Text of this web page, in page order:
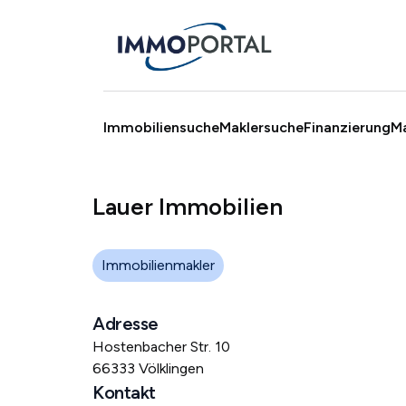
ImmobiliensucheMaklersucheFinanzierung
Lauer Immobilien
Immobilienmakler
Adresse
Hostenbacher Str. 10
66333 Völklingen
Kontakt